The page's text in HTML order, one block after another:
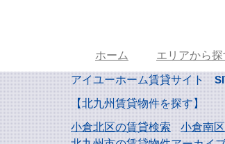
ホーム エリアから探
アイユーホーム賃貸サイト
【北九州賃貸物件を探す】
小倉北区の賃貸検索
小倉南